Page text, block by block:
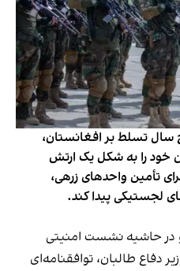
سال تسلط بر افغانستان،
خود را به شکل یک ارتش
تأمین واحدهای زرهی،
لجستیکی پیدا کند.
در حاشیه نشست امنیتی
طالبان، توافقنامه‌ای